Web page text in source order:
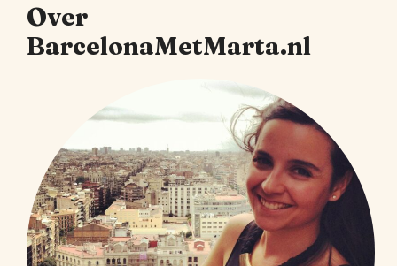
Over
BarcelonaMetMarta.nl